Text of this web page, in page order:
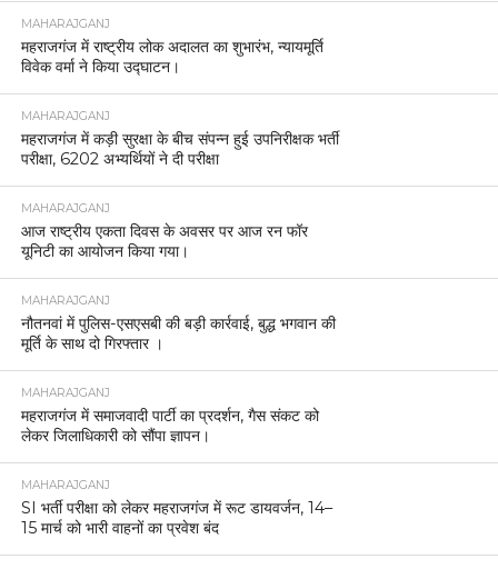
MAHARAJGANJ
महराजगंज में राष्ट्रीय लोक अदालत का शुभारंभ, न्यायमूर्ति
विवेक वर्मा ने किया उद्घाटन।
MAHARAJGANJ
महराजगंज में कड़ी सुरक्षा के बीच संपन्न हुई उपनिरीक्षक भर्ती
परीक्षा, 6202 अभ्यर्थियों ने दी परीक्षा
MAHARAJGANJ
आज राष्ट्रीय एकता दिवस के अवसर पर आज रन फॉर
यूनिटी का आयोजन किया गया।
MAHARAJGANJ
नौतनवां में पुलिस-एसएसबी की बड़ी कार्रवाई, बुद्ध भगवान की
मूर्ति के साथ दो गिरफ्तार ।
MAHARAJGANJ
महराजगंज में समाजवादी पार्टी का प्रदर्शन, गैस संकट को
लेकर जिलाधिकारी को सौंपा ज्ञापन।
MAHARAJGANJ
SI भर्ती परीक्षा को लेकर महराजगंज में रूट डायवर्जन, 14–
15 मार्च को भारी वाहनों का प्रवेश बंद